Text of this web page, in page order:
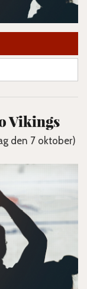
Vikings
den 7 oktober)